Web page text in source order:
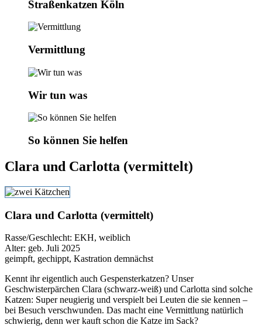
Straßenkatzen Köln
Vermittlung
Wir tun was
So können Sie helfen
Clara und Carlotta (vermittelt)
Clara und Carlotta (vermittelt)
Rasse/Geschlecht: EKH, weiblich
Alter: geb. Juli 2025
geimpft, gechippt, Kastration demnächst
Kennt ihr eigentlich auch Gespensterkatzen? Unser
Geschwisterpärchen Clara (schwarz-weiß) und Carlotta sind solche
Katzen: Super neugierig und verspielt bei Leuten die sie kennen –
bei Besuch verschwunden. Das macht eine Vermittlung natürlich
schwierig, denn wer kauft schon die Katze im Sack?